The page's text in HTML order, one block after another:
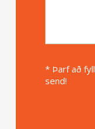
* Þarf að
send!